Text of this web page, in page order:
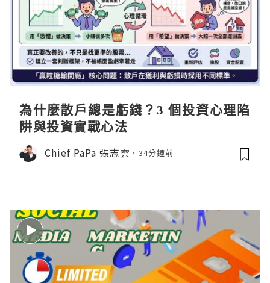
為什麼散戶總是虧錢？3 個投資心理陷
阱與投資實戰心法
Chief PaPa 張志雲 34分鐘前